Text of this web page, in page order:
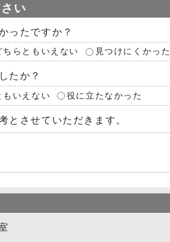
い
ったですか？
ちらともいえない 見つけにくかった
たか？
もいえない 役に立たなかった
とさせていただきます。